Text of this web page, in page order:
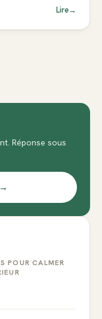
Lire→
Réponse sous
POUR CALMER